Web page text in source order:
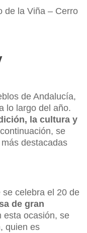
de la Viña – Cerro
de Andalucía,
lo largo del año.
la cultura y
se
destacadas
celebra el 20 de
de gran
esta ocasión, se
quien es